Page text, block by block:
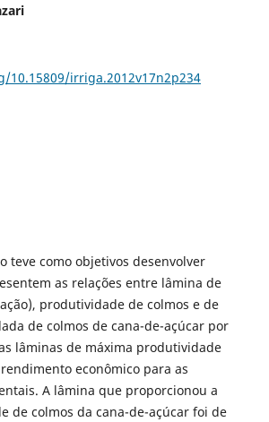
10.15809/irriga.2012v17n2p234
teve como objetivos desenvolver
as relações entre lâmina de
produtividade de colmos e de
de colmos de cana-de-açúcar por
lâminas de máxima produtividade
econômico para as
A lâmina que proporcionou a
de colmos da cana-de-açúcar foi de